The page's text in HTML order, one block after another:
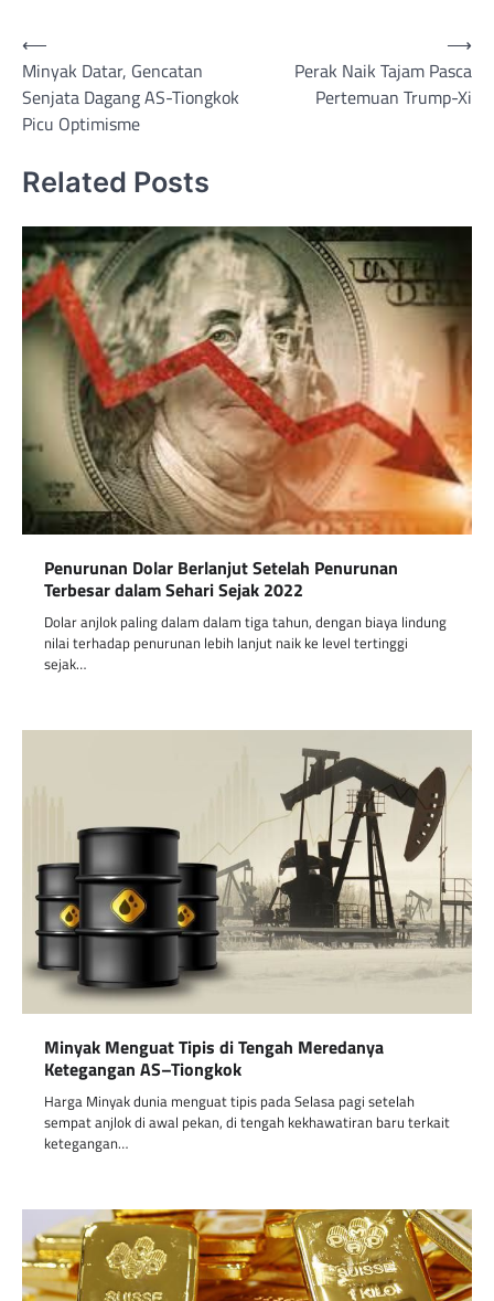
Post
navigation
⟵
Minyak Datar, Gencatan
Senjata Dagang AS-Tiongkok
Picu Optimisme
Perak Naik Tajam Pasca
Pertemuan Trump-Xi
⟶
Related Posts
Penurunan Dolar Berlanjut Setelah Penurunan
Terbesar dalam Sehari Sejak 2022
Dolar anjlok paling dalam dalam tiga tahun, dengan biaya lindung
nilai terhadap penurunan lebih lanjut naik ke level tertinggi
sejak…
Minyak Menguat Tipis di Tengah Meredanya
Ketegangan AS–Tiongkok
Harga Minyak dunia menguat tipis pada Selasa pagi setelah
sempat anjlok di awal pekan, di tengah kekhawatiran baru terkait
ketegangan…